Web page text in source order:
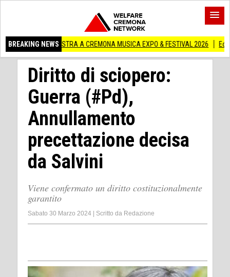
BREAKING NEWS
MOSTRA A CREMONA MUSICA EXPO & FESTIVAL 2026 Edilizia lombarda,
Diritto di sciopero:
Guerra (#Pd),
Annullamento
precettazione decisa
da Salvini
Viene confermato un diritto costituzionalmente
garantito
Sabato 30 Marzo 2024 Scritto da Redazione